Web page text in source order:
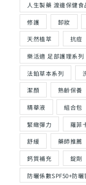
人生製藥 渡邊保健食
修護 卸妝
天然植萃 抗痘
樂活適 足部護理系列
法鉑草本系列
潔顏 熟齡保養
精華液 組合包
緊緻彈力 羅菲
舒緩 藥師推薦
鈣質補充 錠劑
防曬係數SPF50+防曬